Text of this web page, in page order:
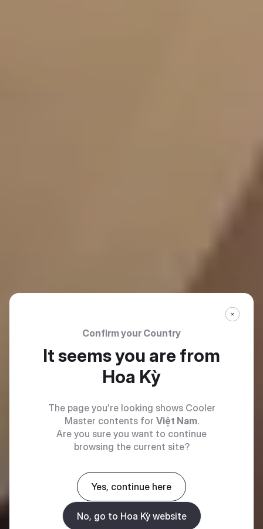
Confirm your Country
It seems you are from
Hoa Kỳ
The page you're looking shows Cooler
Master contents for Việt Nam.
Are you sure you want to continue
browsing the current site?
Yes, continue here
No, go to Hoa Kỳ website